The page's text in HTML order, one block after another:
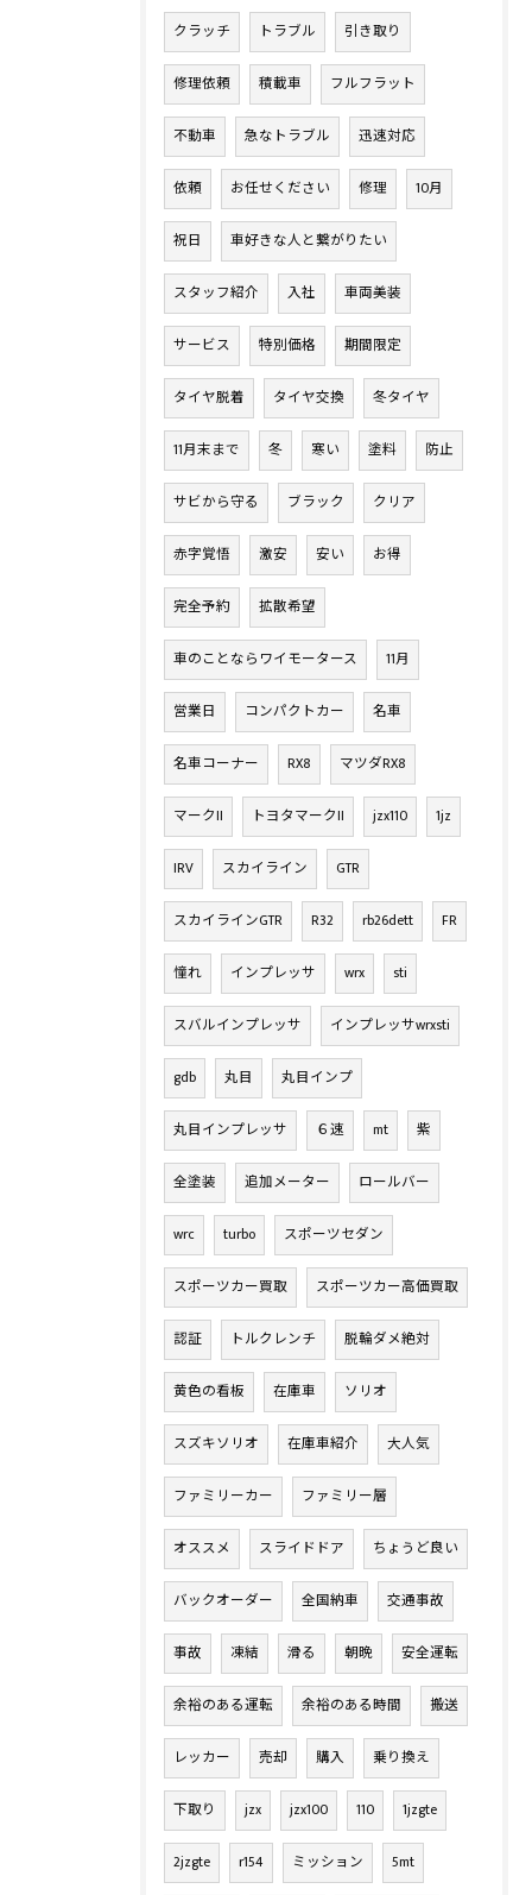
クラッチ トラブル 引き取り
修理依頼 積載車 フルフラット
不動車 急なトラブル 迅速対応
依頼 お任せください 修理 10月
祝日 車好きな人と繋がりたい
スタッフ紹介 入社 車両美装
サービス 特別価格 期間限定
タイヤ脱着 タイヤ交換 冬タイヤ
11月末まで 冬 寒い 塗料 防止
サビから守る ブラック クリア
赤字覚悟 激安 安い お得
完全予約 拡散希望
車のことならワイモータース 11月
営業日 コンパクトカー 名車
名車コーナー RX8 マツダRX8
マークII トヨタマークII jzx110 1jz
IRV スカイライン GTR
スカイラインGTR R32 rb26dett FR
憧れ インプレッサ wrx sti
スバルインプレッサ インプレッサwrxsti
gdb 丸目 丸目インプ
丸目インプレッサ ６速 mt 紫
全塗装 追加メーター ロールバー
wrc turbo スポーツセダン
スポーツカー買取 スポーツカー高価買取
認証 トルクレンチ 脱輪ダメ絶対
黄色の看板 在庫車 ソリオ
スズキソリオ 在庫車紹介 大人気
ファミリーカー ファミリー層
オススメ スライドドア ちょうど良い
バックオーダー 全国納車 交通事故
事故 凍結 滑る 朝晩 安全運転
余裕のある運転 余裕のある時間 搬送
レッカー 売却 購入 乗り換え
下取り jzx jzx100 110 1jzgte
2jzgte r154 ミッション 5mt